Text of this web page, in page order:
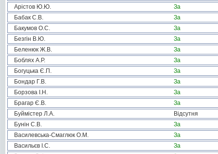
Арістов Ю.Ю.
За
Бабак С.В.
За
Бакумов О.С.
За
Безгін В.Ю.
За
Беленюк Ж.В.
За
Боблях А.Р.
За
Богуцька Є.П.
За
Бондар Г.В.
За
Борзова І.Н.
За
Брагар Є.В.
За
Буймістер Л.А.
Відсутня
Бунін С.В.
За
Василевська-Смаглюк О.М.
За
Васильєв І.С.
За